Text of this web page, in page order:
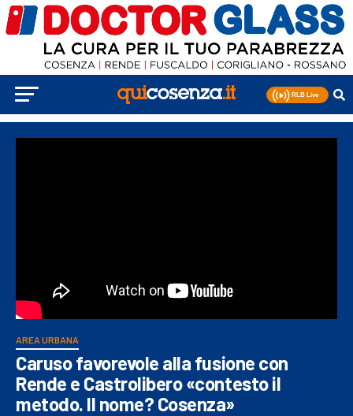
AREA URBANA
Caruso favorevole alla fusione con
Rende e Castrolibero «contesto il
metodo. Il nome? Cosenza»